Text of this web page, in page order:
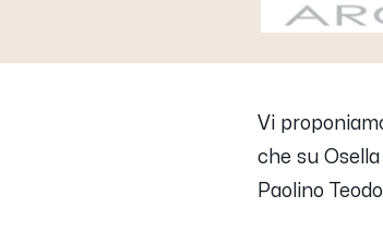
Vi
che su
Paolino